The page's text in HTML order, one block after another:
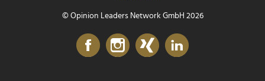
© Opinion Leaders Network GmbH 2026